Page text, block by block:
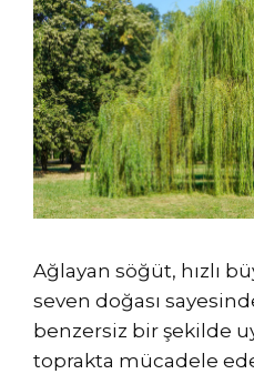
Ağlayan söğüt, hızlı
seven doğası
benzersiz bir şekilde
toprakta mücadele